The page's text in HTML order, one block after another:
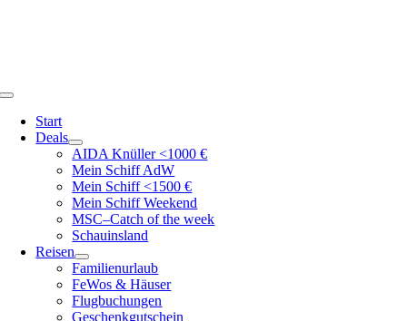
Toggle
Navigation
Start
Deals
AIDA Knüller <1000 €
Mein Schiff AdW
Mein Schiff <1500 €
Mein Schiff Weekend
MSC–Catch of the week
Schauinsland
Reisen
Familienurlaub
FeWos & Häuser
Flugbuchungen
Geschenkgutschein